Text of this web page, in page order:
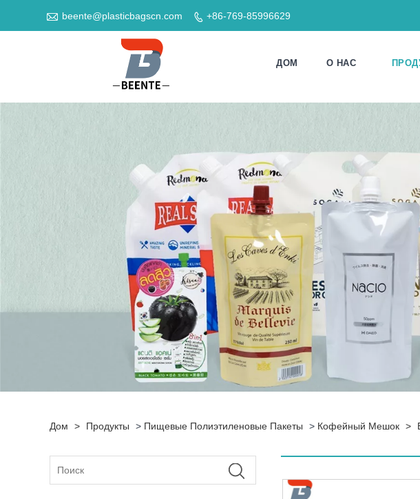
 beente@plasticbagscn.com  +86-769-85996629
ДОМ О НАС
Дом > Продукты > Пищевые Полиэтиленовые Пакеты > Кофейный Мешок >